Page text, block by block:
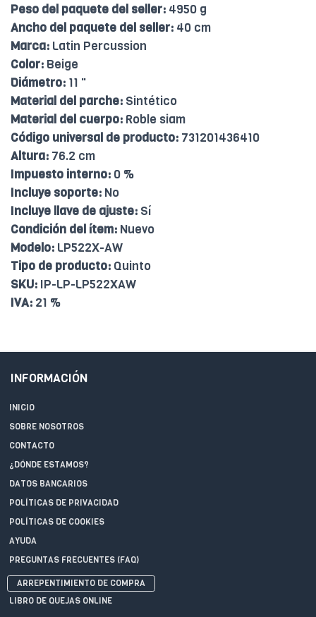
Peso del paquete del seller: 4950 g
Ancho del paquete del seller: 40 cm
Marca: Latin Percussion
Color: Beige
Diámetro: 11 "
Material del parche: Sintético
Material del cuerpo: Roble siam
Código universal de producto: 731201436410
Altura: 76.2 cm
Impuesto interno: 0 %
Incluye soporte: No
Incluye llave de ajuste: Sí
Condición del ítem: Nuevo
Modelo: LP522X-AW
Tipo de producto: Quinto
SKU: IP-LP-LP522XAW
IVA: 21 %
INFORMACIÓN
INICIO
SOBRE NOSOTROS
CONTACTO
¿DÓNDE ESTAMOS?
DATOS BANCARIOS
POLÍTICAS DE PRIVACIDAD
POLÍTICAS DE COOKIES
AYUDA
PREGUNTAS FRECUENTES (FAQ)
ARREPENTIMIENTO DE COMPRA
LIBRO DE QUEJAS ONLINE